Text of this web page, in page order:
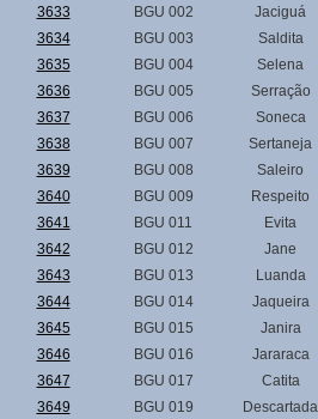
3633
BGU 002
Jaciguá
3634
BGU 003
Saldita
3635
BGU 004
Selena
3636
BGU 005
Serração
3637
BGU 006
Soneca
3638
BGU 007
Sertaneja
3639
BGU 008
Saleiro
3640
BGU 009
Respeito
3641
BGU 011
Evita
3642
BGU 012
Jane
3643
BGU 013
Luanda
3644
BGU 014
Jaqueira
3645
BGU 015
Janira
3646
BGU 016
Jararaca
3647
BGU 017
Catita
3649
BGU 019 Descartada